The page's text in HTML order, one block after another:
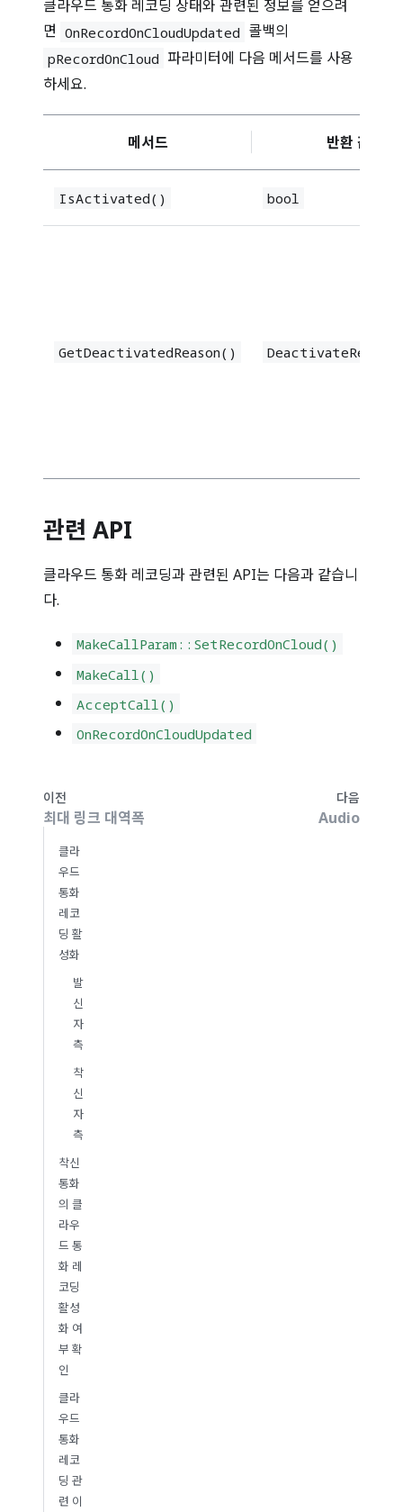
클라우드 통화 레코딩 상태와 관련된 정보를 얻으려
면 OnRecordOnCloudUpdated 콜백의
pRecordOnCloud 파라미터에 다음 메서드를 사용
하세요.
메서드 반환 값 유형
IsActivated() bool
GetDeactivatedReason()
관련 API
클라우드 통화 레코딩과 관련된 API는 다음과 같습니
다.
MakeCallParam :: SetRecordOnCloud()
MakeCall()
AcceptCall()
OnRecordOnCloudUpdated
이전
최대 링크 대역폭
다음
Audio
클라
우드
통화
레코
딩 활
성화
발
신
자
측
착
신
자
측
착신
통화
의 클
라우
드 통
화 레
코딩
활성
화 여
부 확
인
클라
우드
통화
레코
딩 관
련 이